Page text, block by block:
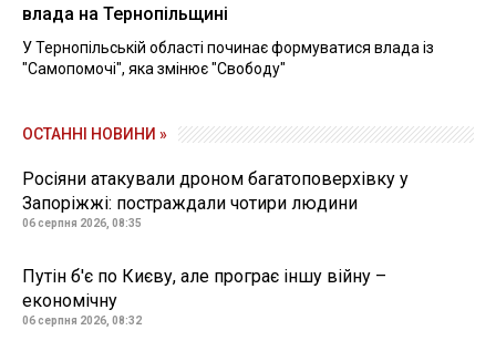
влада на Тернопільщині
У Тернопільській області починає формуватися влада із
"Самопомочі", яка змінює "Свободу"
ОСТАННІ НОВИНИ »
Росіяни атакували дроном багатоповерхівку у
Запоріжжі: постраждали чотири людини
06 серпня 2026, 08:35
Путін б'є по Києву, але програє іншу війну –
економічну
06 серпня 2026, 08:32